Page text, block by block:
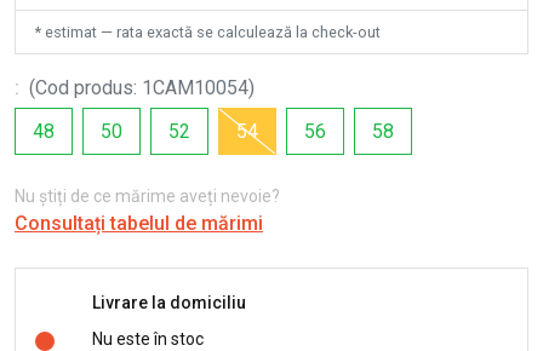
* estimat — rata exactă se calculează la check-out
: (Cod produs: 1CAM10054)
48
50 52 54 56 58
Nu știți de ce mărime aveți nevoie?
Consultați tabelul de mărimi
Livrare la domiciliu
Nu este în stoc